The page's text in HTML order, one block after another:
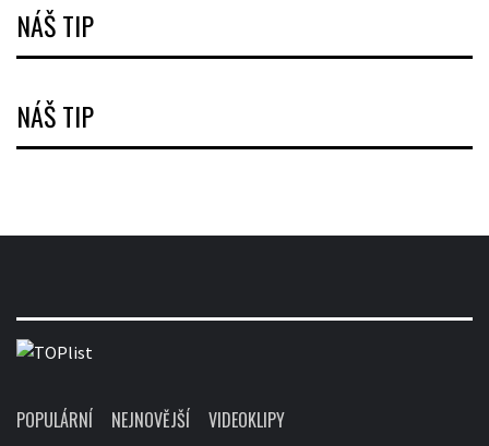
NÁŠ TIP
NÁŠ TIP
POPULÁRNÍ NEJNOVĚJŠÍ VIDEOKLIPY